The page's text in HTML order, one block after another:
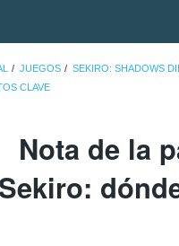
JUEGOS SEKIRO: SHADOWS
CLAVE
Nota de la
Sekiro: